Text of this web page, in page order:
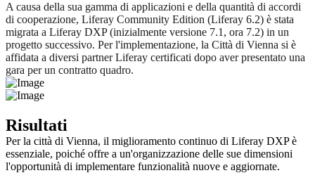
A causa della sua gamma di applicazioni e della quantità di accordi
di cooperazione, Liferay Community Edition (Liferay 6.2) è stata
migrata a Liferay DXP (inizialmente versione 7.1, ora 7.2) in un
progetto successivo. Per l'implementazione, la Città di Vienna si è
affidata a diversi partner Liferay certificati dopo aver presentato una
gara per un contratto quadro.
Risultati
Per la città di Vienna, il miglioramento continuo di Liferay DXP è
essenziale, poiché offre a un'organizzazione delle sue dimensioni
l'opportunità di implementare funzionalità nuove e aggiornate.